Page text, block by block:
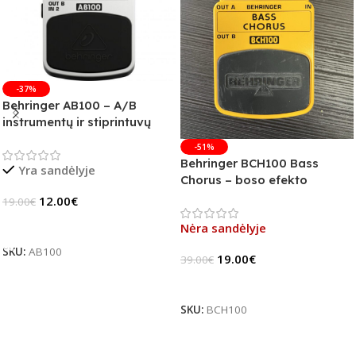
-37%
Behringer AB100 – A/B
instrumentų ir stiprintuvų
Yra sandėlyje
19.00€ 12.00€
SKU: AB100
-51%
Behringer BCH100 Bass
Chorus – boso efekto
Nėra sandėlyje
39.00€ 19.00€
SKU: BCH100